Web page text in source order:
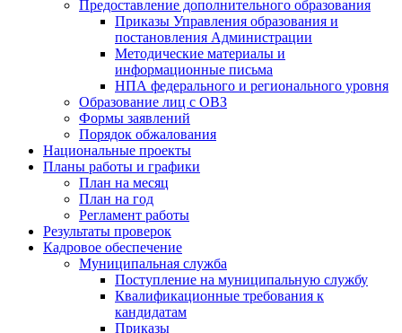
Предоставление дополнительного образования
Приказы Управления образования и
постановления Администрации
Методические материалы и
информационные письма
НПА федерального и регионального уровня
Образование лиц с ОВЗ
Формы заявлений
Порядок обжалования
Национальные проекты
Планы работы и графики
План на месяц
План на год
Регламент работы
Результаты проверок
Кадровое обеспечение
Муниципальная служба
Поступление на муниципальную службу
Квалификационные требования к
кандидатам
Приказы